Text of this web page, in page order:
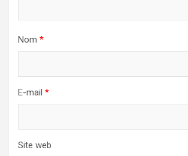
Nom *
E-mail *
Site web